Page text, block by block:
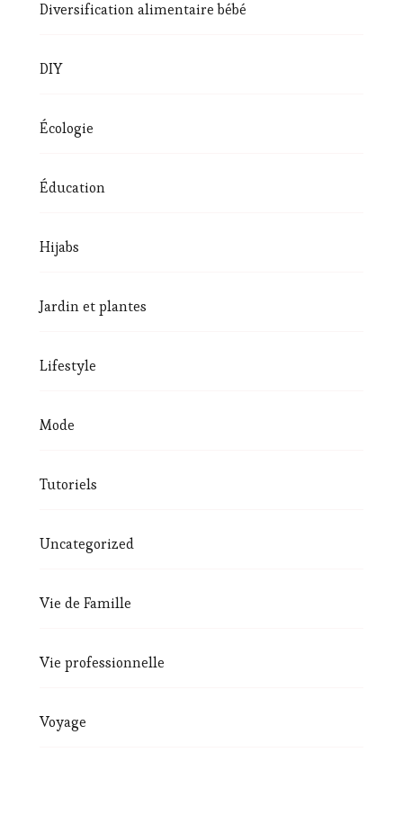
Diversification alimentaire bébé
DIY
Écologie
Éducation
Hijabs
Jardin et plantes
Lifestyle
Mode
Tutoriels
Uncategorized
Vie de Famille
Vie professionnelle
Voyage